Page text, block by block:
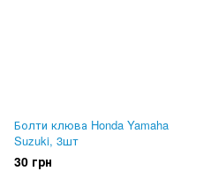
Болти клюва Honda Yamaha
Suzuki, 3шт
30 грн